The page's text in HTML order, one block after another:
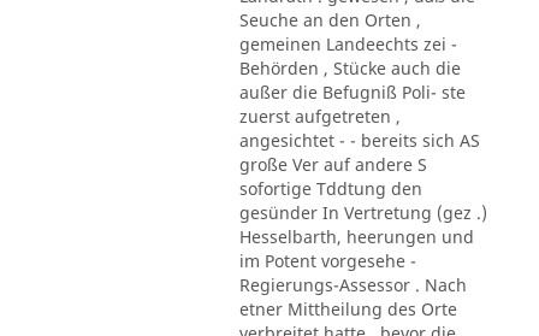
Seuche an den Orten ,
gemeinen Landeechts zei -
Behörden , Stücke auch die
außer die Befugniß Poli- ste
zuerst aufgetreten ,
angesichtet - - bereits sich AS
große Ver auf andere S
sofortige Tddtung den
gesünder In Vertretung (gez .)
Hesselbarth, heerungen und
im Potent vorgesehe -
Regierungs-Assessor . Nach
etner Mittheilung des Orte